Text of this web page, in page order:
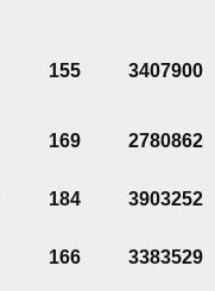
155 3407900
169 2780862
184 3903252
166 3383529